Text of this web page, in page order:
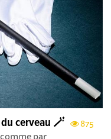
875
cerveau 🪄